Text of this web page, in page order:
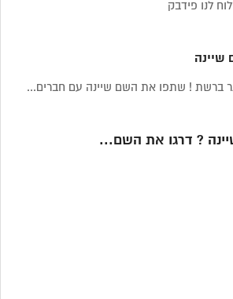
לנו פידבק
שיינה
ברשת ! שתפו את השם שיינה עם חברים...
? דרגו את השם...